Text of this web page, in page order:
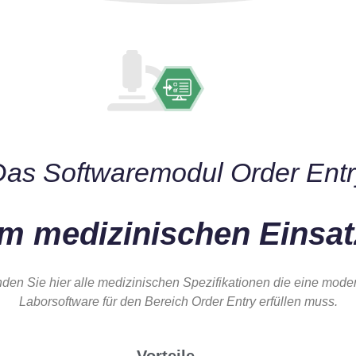
Softwaremodul Order
medizinischen
Sie hier alle medizinischen Spezifikationen die eine
Laborsoftware für den Bereich Order Entry erfüllen muss.